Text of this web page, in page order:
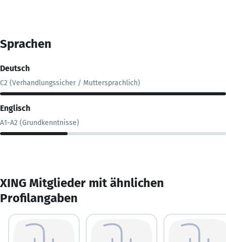
Sprachen
Deutsch
C2 (Verhandlungssicher / Muttersprachlich)
Englisch
A1-A2 (Grundkenntnisse)
XING Mitglieder mit ähnlichen
Profilangaben